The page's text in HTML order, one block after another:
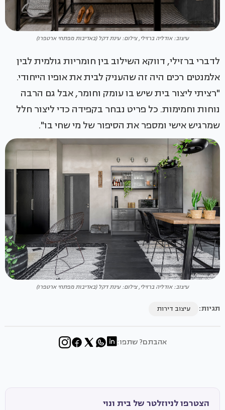
עיצוב: אודליה ברזילי, צילום: עינת דקל (באדיבות מפתחי ארטפרו)
לדברי ברזילי, דווקא השילוב בין חומריות גולמית לבין
אלמנטים רכים היה זה שהעניק לבית את אופיו הייחודי.
"רציתי ליצור בית שיש בו עומק וחומר, אבל גם הרבה
נוחות וחמימות. כל פריט נבחר בקפידה כדי ליצור חלל
שמרגיש אישי ומספר את הסיפור של מי שחי בו".
עיצוב: אודליה ברזילי, צילום: עינת דקל (באדיבות מפתחי ארטפרו)
תגיות: עיצוב דירות
אהבתם? שתפו:
הצטרפו לניוזלטר של בית ונוי